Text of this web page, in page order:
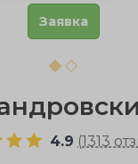
Заявка
4.9 (1313